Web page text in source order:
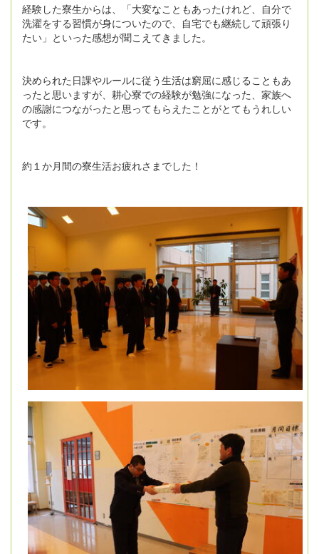
経験した寮生からは、「大変なこともあったけれど、自分で
洗濯をする習慣が身についたので、自宅でも継続して頑張り
たい」といった感想が聞こえてきました。
決められた日課やルールに従う生活は窮屈に感じることもあ
ったと思いますが、耕心寮での経験が勉強になった、家族へ
の感謝につながったと思ってもらえたことがとてもうれしい
です。
約１か月間の寮生活お疲れさまでした！